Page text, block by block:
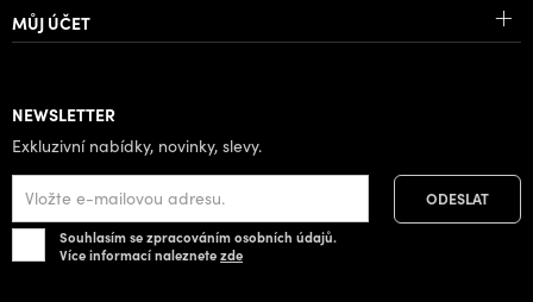
MŮJ ÚČET
NEWSLETTER
Exkluzivní nabídky, novinky, slevy.
Souhlasím se zpracováním osobních údajů.
Více informací naleznetezde